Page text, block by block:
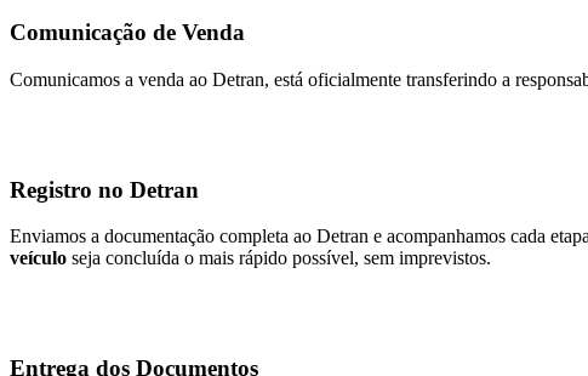
Comunicação de Venda
Comunicamos a venda ao Detran, está oficialmente transferindo a
Registro no Detran
Enviamos a documentação completa ao Detran e acompanhamos cada
veículo seja concluída o mais rápido possível, sem imprevistos.
Entrega dos Documentos